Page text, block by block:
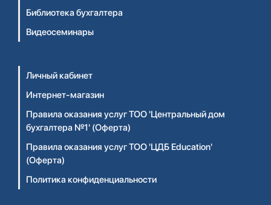
Библиотека бухгалтера
Видеосеминары
Личный кабинет
Интернет-магазин
Правила оказания услуг ТОО 'Центральный дом
бухгалтера №1' (Оферта)
Правила оказания услуг ТОО 'ЦДБ Education'
(Оферта)
Политика конфиденциальности